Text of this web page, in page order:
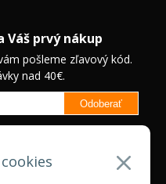
Váš prvý nákup
pošleme zľavový kód.
nad 40€.
Odoberať
pre Veľkoobchodných